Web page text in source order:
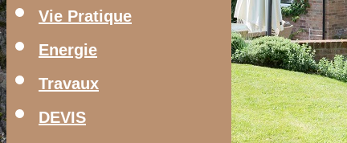
Vie Pratique
Energie
Travaux
DEVIS